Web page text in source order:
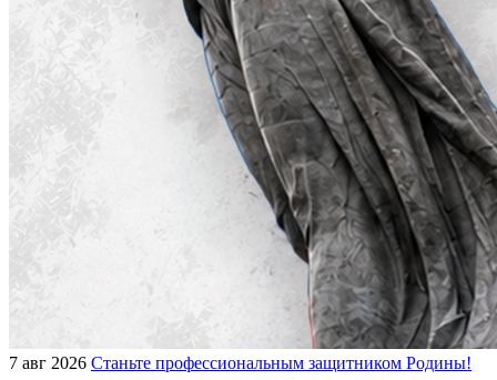
7 авг 2026 Станьте профессиональным защитником Родины!